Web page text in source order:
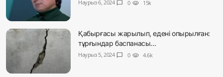
Наурыз 6, 2024 chat_bubble 0 visibility 15k
Қабырғасы жарылып, едені опырылған:
тұрғындар баспанасы...
Наурыз 5, 2024 chat_bubble 0 visibility 4.6k